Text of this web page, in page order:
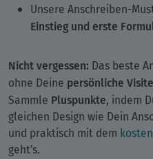
Unsere Anschreiben-
Einstieg und erste
Nicht vergessen: Das beste
ohne Deine persönliche
Sammle Pluspunkte, indem
gleichen Design wie Dein
und praktisch mit dem
geht's.